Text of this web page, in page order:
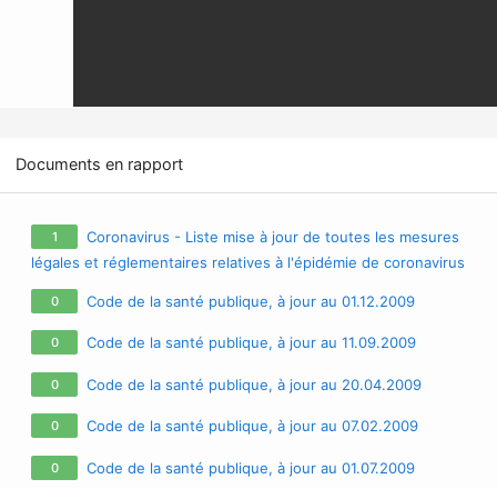
Documents en rapport
1
Coronavirus - Liste mise à jour de toutes les mesures
légales et réglementaires relatives à l'épidémie de coronavirus
/ covid-19 / sars-cov-2
0 Code de la santé publique, à jour au 01.12.2009
0 Code de la santé publique, à jour au 11.09.2009
0 Code de la santé publique, à jour au 20.04.2009
0 Code de la santé publique, à jour au 07.02.2009
0 Code de la santé publique, à jour au 01.07.2009